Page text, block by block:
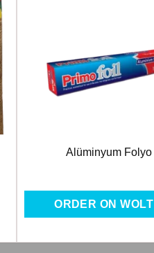
Alüminyum Folyo
ORDER ON WOLT